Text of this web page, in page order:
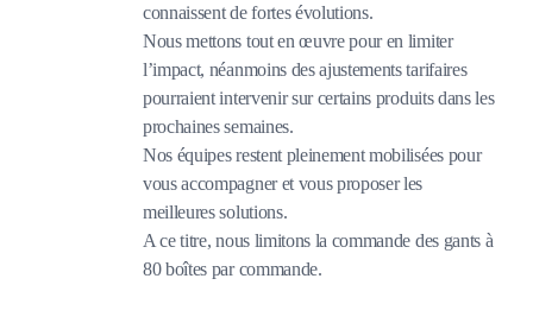
connaissent de fortes évolutions.
Nous mettons tout en œuvre pour en limiter
l’impact, néanmoins des ajustements tarifaires
pourraient intervenir sur certains produits dans les
prochaines semaines.
Nos équipes restent pleinement mobilisées pour
vous accompagner et vous proposer les
meilleures solutions.
A ce titre, nous limitons la commande des gants à
80 boîtes par commande.